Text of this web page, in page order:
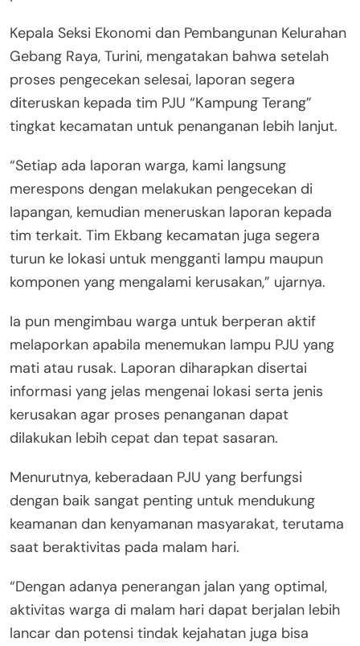
Kepala Seksi Ekonomi dan Pembangunan Kelurahan
Gebang Raya, Turini, mengatakan bahwa setelah
proses pengecekan selesai, laporan segera
diteruskan kepada tim PJU “Kampung Terang”
tingkat kecamatan untuk penanganan lebih lanjut.
“Setiap ada laporan warga, kami langsung
merespons dengan melakukan pengecekan di
lapangan, kemudian meneruskan laporan kepada
tim terkait. Tim Ekbang kecamatan juga segera
turun ke lokasi untuk mengganti lampu maupun
komponen yang mengalami kerusakan,” ujarnya.
Ia pun mengimbau warga untuk berperan aktif
melaporkan apabila menemukan lampu PJU yang
mati atau rusak. Laporan diharapkan disertai
informasi yang jelas mengenai lokasi serta jenis
kerusakan agar proses penanganan dapat
dilakukan lebih cepat dan tepat sasaran.
Menurutnya, keberadaan PJU yang berfungsi
dengan baik sangat penting untuk mendukung
keamanan dan kenyamanan masyarakat, terutama
saat beraktivitas pada malam hari.
“Dengan adanya penerangan jalan yang optimal,
aktivitas warga di malam hari dapat berjalan lebih
lancar dan potensi tindak kejahatan juga bisa